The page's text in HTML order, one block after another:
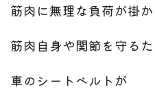
筋肉に無理な負荷が掛
筋肉自身や関節を守る
車のシートベルトが